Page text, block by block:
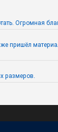
Огромная
размеров.